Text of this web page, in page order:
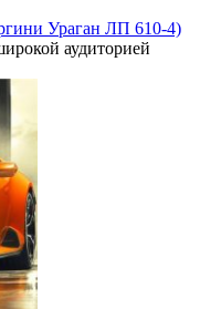
Ураган ЛП 610-4)
аудиторией